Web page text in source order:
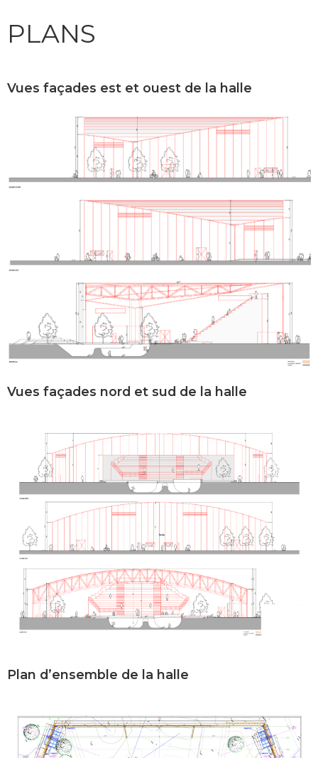
PLANS
Vues façades est et ouest de la halle
Vues façades nord et sud de la halle
Plan d’ensemble de la halle